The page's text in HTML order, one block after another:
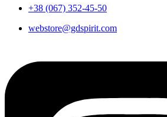
+38 (067) 352-45-50
webstore@gdspirit.com